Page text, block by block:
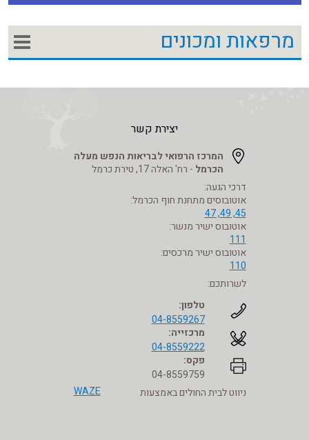
מרפאות ומכונים
יצירת קשר
המרכז הרפואי לבריאות הנפש מעלה
הכרמל - רח' האלה 17, טירת כרמל
דרכי הגעה:
אוטובוסים מתחנת חוף הכרמל:
45, 49, 47
אוטובוס ישיר מנשר:
111
אוטובוס ישיר מרכסים:
110
לשרותכם:
טלפון:
04-8559267
מרכזייה:
04-8559222
פקס:
04-8559759
ניווט לבית החולים באמצעות
WAZE